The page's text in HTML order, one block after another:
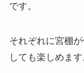
です。
それぞれに宮棚
しても楽しめます